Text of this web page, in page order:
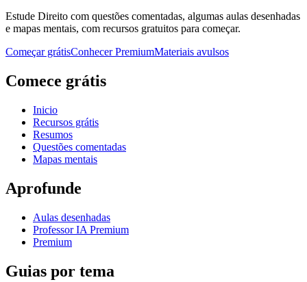
Estude Direito com questões comentadas, algumas aulas desenhadas
e mapas mentais, com recursos gratuitos para começar.
Começar grátisConhecer PremiumMateriais avulsos
Comece grátis
Inicio
Recursos grátis
Resumos
Questões comentadas
Mapas mentais
Aprofunde
Aulas desenhadas
Professor IA Premium
Premium
Guias por tema